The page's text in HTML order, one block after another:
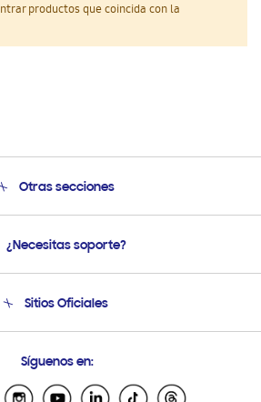
productos que coincida con la
Otras secciones
Soporte
de Compra
¿Necesitas soporte?
Soporte vía eMail
Sitios Oficiales
Samsung Ecuador
Síguenos en: